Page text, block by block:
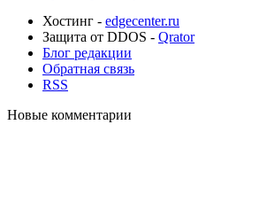
Хостинг - edgecenter.ru
Защита от DDOS - Qrator
Блог редакции
Обратная связь
RSS
Новые комментарии